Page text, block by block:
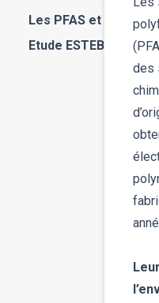
Les PFAS et le
Etude ESTEBAN (en
des